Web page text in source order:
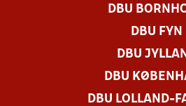
DBU
DBU FYN
DBU
DBU
DBU LOLLAND-